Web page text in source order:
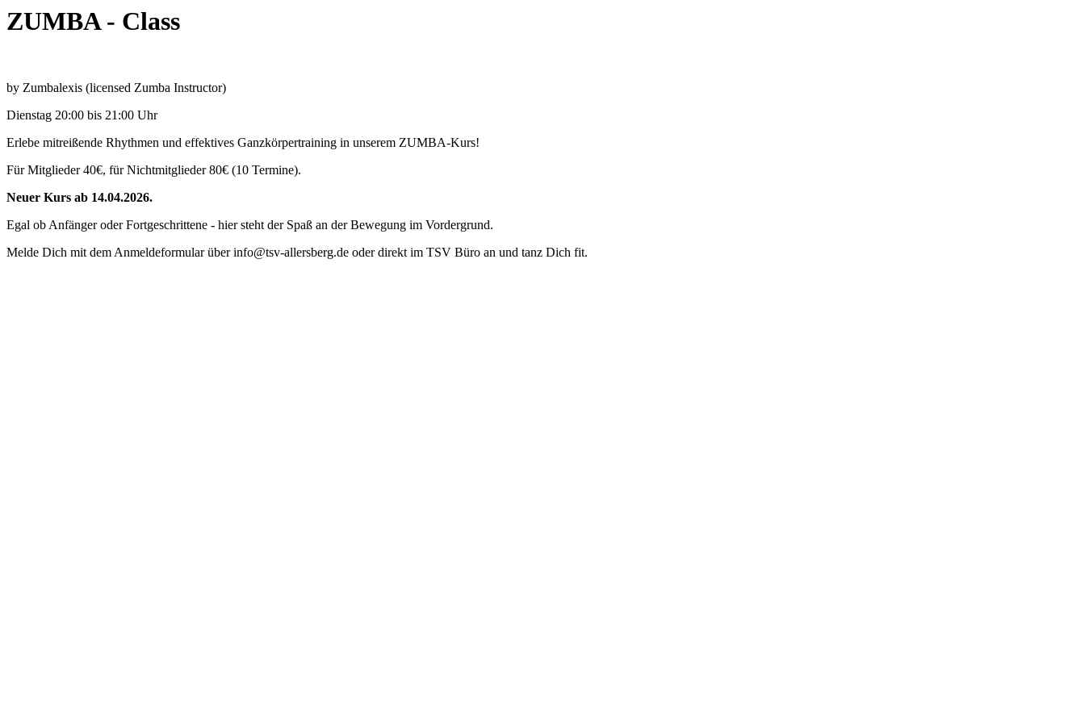
ZUMBA - Class
by Zumbalexis (licensed Zumba Instructor)
Dienstag 20:00 bis 21:00 Uhr
Erlebe mitreißende Rhythmen und effektives Ganzkörpertraining in unserem ZUMBA-Kurs!
Für Mitglieder 40€, für Nichtmitglieder 80€ (10 Termine).
Neuer Kurs ab 14.04.2026.
Egal ob Anfänger oder Fortgeschrittene - hier steht der Spaß an der Bewegung im Vordergrund.
Melde Dich mit dem Anmeldeformular über info@tsv-allersberg.de oder direkt im TSV Büro an und tanz Dich fit.